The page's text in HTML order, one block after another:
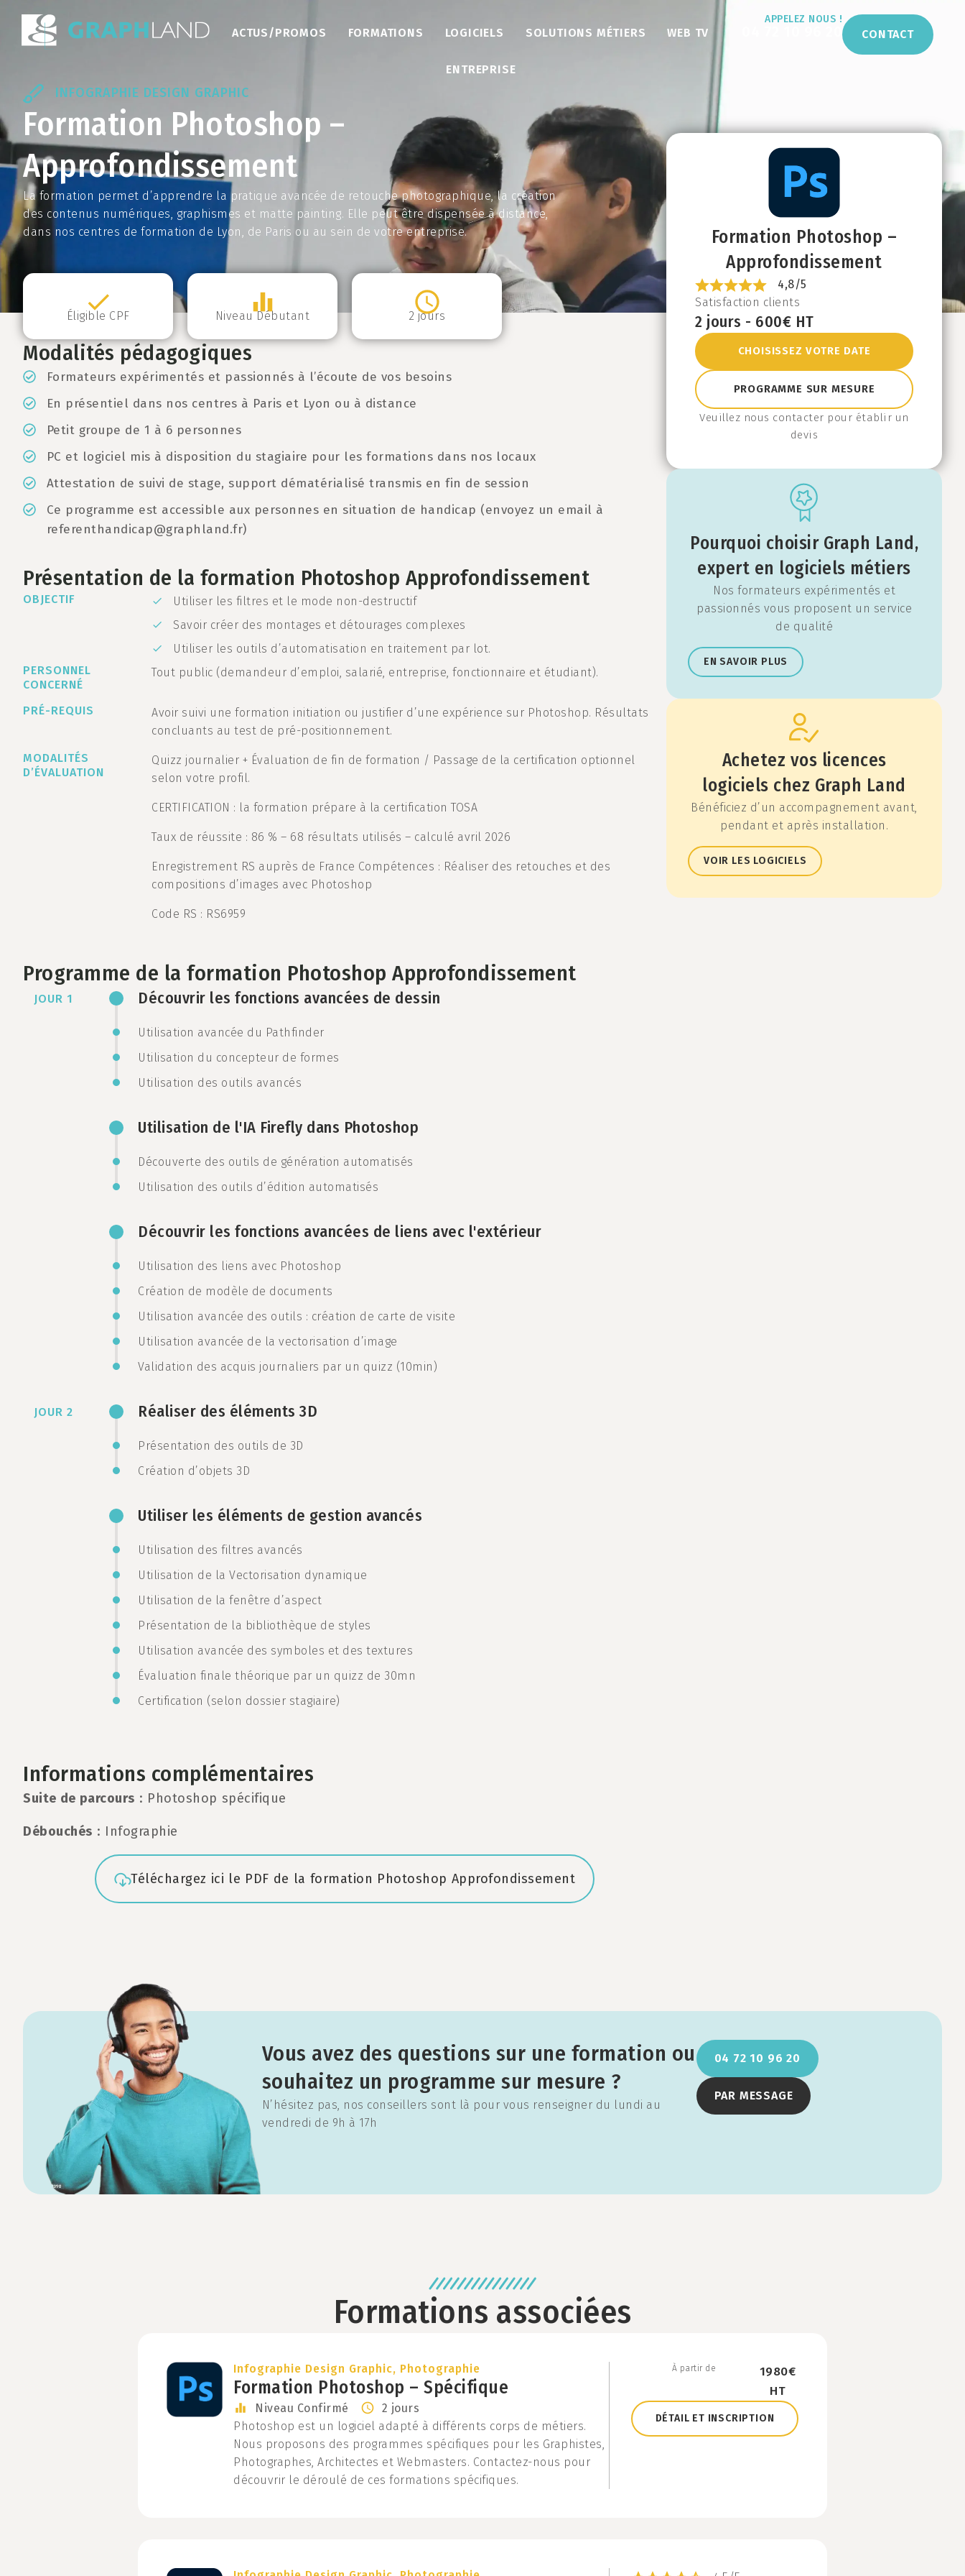
ACTUS/PROMOS FORMATIONS LOGICIELS SOLUTIONS MÉTIERS WEB TV
ENTREPRISE
APPELEZ NOUS !
04 72 10 96 20 CONTACT
INFOGRAPHIE DESIGN GRAPHIC
Formation Photoshop –
Approfondissement
La formation permet d’apprendre la pratique avancée de retouche photographique, la création
des contenus numériques, graphismes et matte painting. Elle peut être dispensée à distance,
dans nos centres de formation de Lyon, de Paris ou au sein de votre entreprise.
Éligible CPF NiveauDébutant 2 jours
Modalités pédagogiques
Formateurs expérimentés et passionnés à l’écoute de vos besoins
En présentiel dans nos centres à Paris et Lyon ou à distance
Petit groupe de 1 à 6 personnes
PC et logiciel mis à disposition du stagiaire pour les formations dans nos locaux
Attestation de suivi de stage, support dématérialisé transmis en fin de session
Ce programme est accessible aux personnes en situation de handicap (envoyez un email à
referenthandicap@graphland.fr)
Présentation de la formation Photoshop Approfondissement
OBJECTIF
Utiliser les filtres et le mode non-destructif
Savoir créer des montages et détourages complexes
Utiliser les outils d’automatisation en traitement par lot.
PERSONNEL
CONCERNÉ
Tout public (demandeur d’emploi, salarié, entreprise, fonctionnaire et étudiant).
PRÉ-REQUIS
Avoir suivi une formation initiation ou justifier d’une expérience sur Photoshop. Résultats
concluants au test de pré-positionnement.
MODALITÉS
D’ÉVALUATION
Quizz journalier + Évaluation de fin de formation / Passage de la certification optionnel
selon votre profil.
CERTIFICATION : la formation prépare à la certification TOSA
Taux de réussite : 86 % – 68 résultats utilisés – calculé avril 2026
Enregistrement RS auprès de France Compétences : Réaliser des retouches et des
compositions d’images avec Photoshop
Code RS : RS6959
Programme de la formation Photoshop Approfondissement
JOUR 1 Découvrir les fonctions avancées de dessin
Utilisation avancée du Pathfinder
Utilisation du concepteur de formes
Utilisation des outils avancés
Utilisation de l'IA Firefly dans Photoshop
Découverte des outils de génération automatisés
Utilisation des outils d’édition automatisés
Découvrir les fonctions avancées de liens avec l'extérieur
Utilisation des liens avec Photoshop
Création de modèle de documents
Utilisation avancée des outils : création de carte de visite
Utilisation avancée de la vectorisation d’image
Validation des acquis journaliers par un quizz (10min)
JOUR 2 Réaliser des éléments 3D
Présentation des outils de 3D
Création d’objets 3D
Utiliser les éléments de gestion avancés
Utilisation des filtres avancés
Utilisation de la Vectorisation dynamique
Utilisation de la fenêtre d’aspect
Présentation de la bibliothèque de styles
Utilisation avancée des symboles et des textures
Évaluation finale théorique par un quizz de 30mn
Certification (selon dossier stagiaire)
Informations complémentaires
Suite de parcours : Photoshop spécifique
Débouchés : Infographie
Téléchargez ici le PDF de la formation Photoshop Approfondissement
Formation Photoshop –
Approfondissement
4,8/5
Satisfaction clients
2 jours - 600€ HT
CHOISISSEZ VOTRE DATE
PROGRAMME SUR MESURE
Veuillez nous contacter pour établir un
devis
Pourquoi choisir Graph Land,
expert en logiciels métiers
Nos formateurs expérimentés et
passionnés vous proposent un service
de qualité
EN SAVOIR PLUS
Achetez vos licences
logiciels chez Graph Land
Bénéficiez d’un accompagnement avant,
pendant et après installation.
VOIR LES LOGICIELS
Vous avez des questions sur une formation ou
souhaitez un programme sur mesure ?
N’hésitez pas, nos conseillers sont là pour vous renseigner du lundi au
vendredi de 9h à 17h
04 72 10 96 20
PAR MESSAGE
Formations associées
Infographie Design Graphic, Photographie
Formation Photoshop – Spécifique
Niveau Confirmé
2 jours
Photoshop est un logiciel adapté à différents corps de métiers.
Nous proposons des programmes spécifiques pour les Graphistes,
Photographes, Architectes et Webmasters. Contactez-nous pour
découvrir le déroulé de ces formations spécifiques.
À partir de
1980€
HT
DÉTAIL ET INSCRIPTION